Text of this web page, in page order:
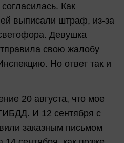
Как
выписали штраф, из-за
Девушка
свою жалобу
Но ответ так и
20 августа, что мое
И 12 сентября с
заказным письмом